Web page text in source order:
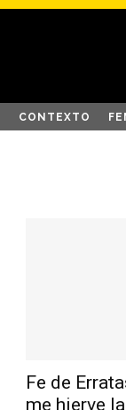
CONTEXTO
Fe de
me hierve